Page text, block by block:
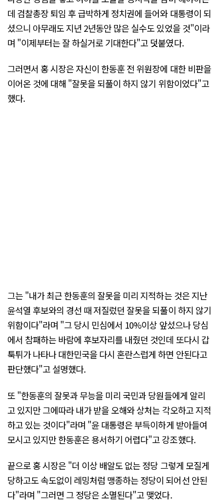
데 검찰총장 퇴임 후 급박하게 정치권에 들어와 대통령이 되
셨으니 아무래도 지년 2년동안 많은 실수도 있었을 것"이라
며 "이제부터는 잘 하실거로 기대한다"고 덧붙였다.
그러면서 홍 시장은 자신이 한동훈 전 위원장에 대한 비판을
이어온 것에 대해 "잘못을 되풀이 하지 않기 위함이었다"고
했다.
그는 "내가 최근 한동훈의 잘못을 미리 지적하는 것은 지난
윤석열 후보와의 경선 때 저질렀던 잘못을 되풀이 하지 않기
위함이다"라며 "그 당시 민심에서 10%이상 앞섰으나 당심
에서 참패하는 바람에 후보자리를 내줬던 것인데 또다시 갑
툭튀가 나타나 대한민국을 다시 혼란스럽게 하면 안된다고
판단했다"고 설명했다.
또 "한동훈의 잘못과 무능을 미리 국민과 당원들에게 알리
고 있지만 그에따라 내가 받을 오해와 상처는 각오하고 지적
하고 있는 것이다"라며 "윤 대통령은 부득이하게 받아들여
모시고 있지만 한동훈은 용서하기 어렵다"고 강조했다.
끝으로 홍 시장은 "더 이상 배알도 없는 정당 그렇게 모질게
당하고도 속도없이 레밍처럼 맹종하는 정당이 되어선 안된
다"라며 "그러면 그 정당은 소멸된다"고 맺었다.